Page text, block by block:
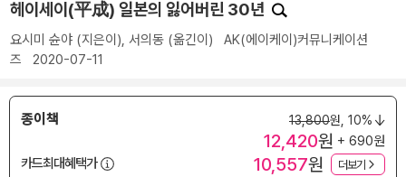
헤이세이(平成) 일본의 잃어버린 30년
요시미 슌야 (지은이), 서의동 (옮긴이) AK(에이케이)커뮤니케이션
즈 2020-07-11
종이책 13,800원, 10%
12,420원 + 690원
카드최대혜택가
10,557원 더보기